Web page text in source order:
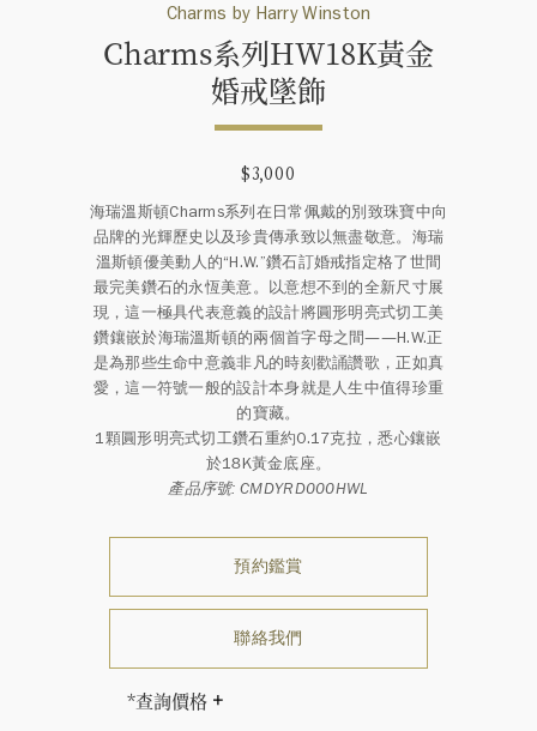
Charms by Harry Winston
Charms系列HW18K黃金
婚戒墜飾
$3,000
海瑞溫斯頓Charms系列在日常佩戴的別致珠寶中向
品牌的光輝歷史以及珍貴傳承致以無盡敬意。海瑞
溫斯頓優美動人的“H.W.”鑽石訂婚戒指定格了世間
最完美鑽石的永恆美意。以意想不到的全新尺寸展
現，這一極具代表意義的設計將圓形明亮式切工美
鑽鑲嵌於海瑞溫斯頓的兩個首字母之間——H.W.正
是為那些生命中意義非凡的時刻歡誦讚歌，正如真
愛，這一符號一般的設計本身就是人生中值得珍重
的寶藏。
1顆圓形明亮式切工鑽石重約0.17克拉，悉心鑲嵌
於18K黃金底座。
產品序號: CMDYRD000HWL
預約鑑賞
聯絡我們
*查詢價格